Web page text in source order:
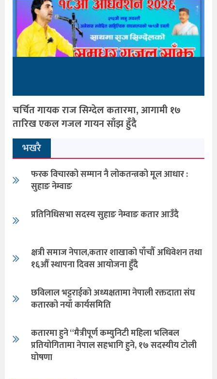
चर्चित गायक राज सिग्देल कतारमा, आगामी १७
तारिख एकल गजल गायन साँझ हुँदै
भखरै
फरक विचारको सम्मान नै लोकतन्त्रको मूल आधार :
सुहाङ नेम्वाङ
प्रतिनिधिसभा सदस्य सुहाङ नेम्वाङ कतार आउँदै
क्षत्री समाज नेपाल,कतार शाखाको पाँचौँ अधिवेशन तथा
१६औँ स्थापना दिवस आयोजना हुँदै
छविलाल भट्टराईको अध्यक्षतामा नेपाली रक्तदाता संघ
कतारको नयाँ कार्यसमिति
कतारमा हुने “मैत्रीपूर्ण कम्युनिटी महिला भलिबल
प्रतियोगितामा नेपाल सहभागि हुने, १७ सदस्यीय टोली
घोषणा